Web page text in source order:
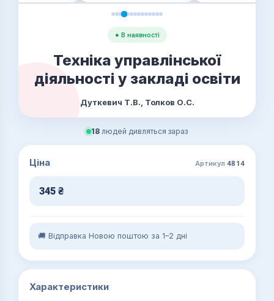
● В наявності
Техніка управлінської
діяльності у закладі освіти
Дуткевич Т.В., Толков О.С.
18 людей дивляться зараз
Ціна Артикул4814
345 ₴
🚚 Відправка Новою поштою за 1–2 дні
Характеристики